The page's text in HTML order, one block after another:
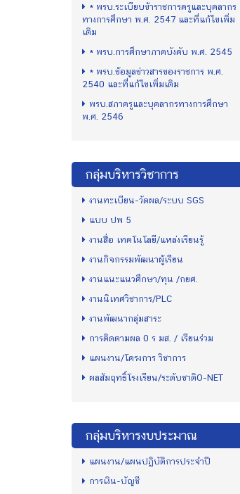
* พรบ.ระเบียบข้าราชการครูและบุคลากร
ทางการศึกษา พ.ศ. 2547 และที่แก้ไขเพิ่ม
เติม
* พรบ.การศึกษาภาคบังคับ พ.ศ. 2545
* พรบ.ข้อมูลข่าวสารของราชการ พ.ศ.
2540 และที่แก้ไขเพิ่มเติม
พรบ.สภาครูและบุคลากรทางการศึกษา
พ.ศ. 2546
กลุ่มบริหารวิชาการ
งานทะเบียน-วัดผล/ระบบ SGS
แบบ ปพ 5
งานสื่อ เทคโนโลยี/แหล่งเรียนรู้
งานกิจกรรมพัฒนาผู้เรียน
งานแนะแนวศึกษา/ทุน /กยศ.
งานนิเทศวิชาการ/PLC
งานพัฒนากลุ่มสาระ
การติดตามผล 0 ร มส. / เรียนร่วม
แผนงาน/โครงการ วิชาการ
ผลสัมฤทธิ์โรงเรียน/ระดับชาติO-NET
กลุ่มบริหารงบประมาณ
แผนงาน/แผนปฏิบัติการประจำปี
การเงิน-บัญชี